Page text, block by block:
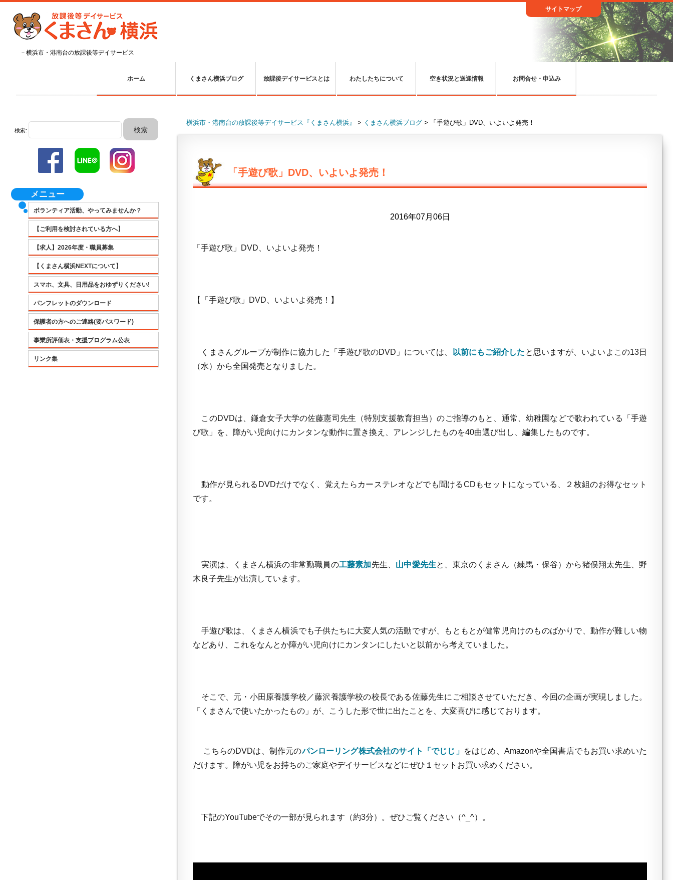
サイトマップ
－横浜市・港南台の放課後等デイサービス
ホーム くまさん横浜ブログ 放課後デイサービスとは わたしたちについて 空き状況と送迎情報 お問合せ・申込み
検索:
メニュー
ボランティア活動、やってみませんか？
【ご利用を検討されている方へ】
【求人】2026年度・職員募集
【くまさん横浜NEXTについて】
スマホ、文具、日用品をおゆずりください!
パンフレットのダウンロード
保護者の方へのご連絡(要パスワード)
事業所評価表・支援プログラム公表
リンク集
横浜市・港南台の放課後等デイサービス『くまさん横浜』 > くまさん横浜ブログ > 「手遊び歌」DVD、いよいよ発売！
「手遊び歌」DVD、いよいよ発売！
2016年07月06日
「手遊び歌」DVD、いよいよ発売！
【「手遊び歌」DVD、いよいよ発売！】
くまさんグループが制作に協力した「手遊び歌のDVD」については、 以前にもご紹介した と思いますが、いよいよこの13日
（水）から全国発売となりました。
このDVDは、鎌倉女子大学の佐藤憲司先生（特別支援教育担当）のご指導のもと、通常、幼稚園などで歌われている「手遊
び歌」を、障がい児向けにカンタンな動作に置き換え、アレンジしたものを40曲選び出し、編集したものです。
動作が見られるDVDだけでなく、覚えたらカーステレオなどでも聞けるCDもセットになっている、２枚組のお得なセット
です。
実演は、くまさん横浜の非常勤職員の工藤素加先生、 山中愛先生と、東京のくまさん（練馬・保谷）から猪俣翔太先生、野
木良子先生が出演しています。
手遊び歌は、くまさん横浜でも子供たちに大変人気の活動ですが、もともとが健常児向けのものばかりで、動作が難しい物
などあり、これをなんとか障がい児向けにカンタンにしたいと以前から考えていました。
そこで、元・小田原養護学校／藤沢養護学校の校長である佐藤先生にご相談させていただき、今回の企画が実現しました。
「くまさんで使いたかったもの」が、こうした形で世に出たことを、大変喜びに感じております。
こちらのDVDは、制作元のパンローリング株式会社のサイト「でじじ」 をはじめ、Amazonや全国書店でもお買い求めいた
だけます。障がい児をお持ちのご家庭やデイサービスなどにぜひ１セットお買い求めください。
下記のYouTubeでその一部が見られます（約3分）。ぜひご覧ください（^_^）。